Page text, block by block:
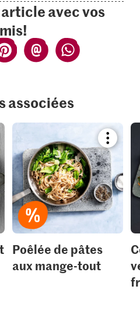
avec vos
associées
recipe
or
add
it
to
your
Poêlée de pâtes
aux mange-tout